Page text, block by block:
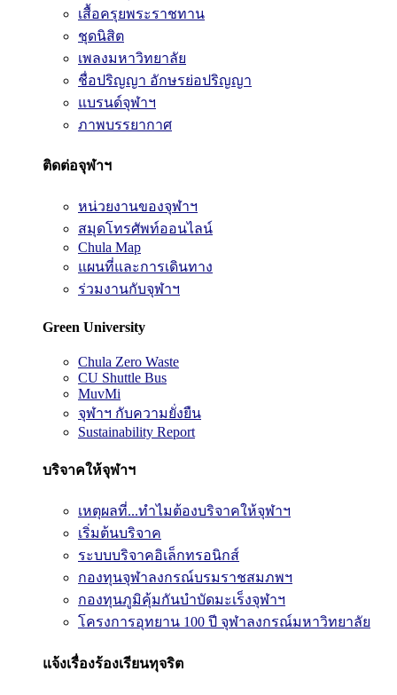
เสื้อครุยพระราชทาน
ชุดนิสิต
เพลงมหาวิทยาลัย
ชื่อปริญญา อักษรย่อปริญญา
แบรนด์จุฬาฯ
ภาพบรรยากาศ
ติดต่อจุฬาฯ
หน่วยงานของจุฬาฯ
สมุดโทรศัพท์ออนไลน์
Chula Map
แผนที่และการเดินทาง
ร่วมงานกับจุฬาฯ
Green University
Chula Zero Waste
CU Shuttle Bus
MuvMi
จุฬาฯ กับความยั่งยืน
Sustainability Report
บริจาคให้จุฬาฯ
เหตุผลที่...ทำไมต้องบริจาคให้จุฬาฯ
เริ่มต้นบริจาค
ระบบบริจาคอิเล็กทรอนิกส์
กองทุนจุฬาลงกรณ์บรมราชสมภพฯ
กองทุนภูมิคุ้มกันบำบัดมะเร็งจุฬาฯ
โครงการอุทยาน 100 ปี จุฬาลงกรณ์มหาวิทยาลัย
แจ้งเรื่องร้องเรียนทุจริต